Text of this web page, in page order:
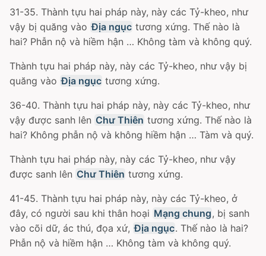
31-35. Thành tựu hai pháp này, này các Tỷ-kheo, như
vậy bị quăng vào Địa ngục tương xứng. Thế nào là
hai? Phẫn nộ và hiềm hận … Không tàm và không quý.
Thành tựu hai pháp này, này các Tỷ-kheo, như vậy bị
quăng vào Địa ngục tương xứng.
36-40. Thành tựu hai pháp này, này các Tỷ-kheo, như
vậy được sanh lên Chư Thiên tương xứng. Thế nào là
hai? Không phẫn nộ và không hiềm hận … Tàm và quý.
Thành tựu hai pháp này, này các Tỷ-kheo, như vậy
được sanh lên Chư Thiên tương xứng.
41-45. Thành tựu hai pháp này, này các Tỷ-kheo, ở
đây, có người sau khi thân hoại Mạng chung, bị sanh
vào cõi dữ, ác thú, đọa xứ, Địa ngục. Thế nào là hai?
Phẫn nộ và hiềm hận … Không tàm và không quý.